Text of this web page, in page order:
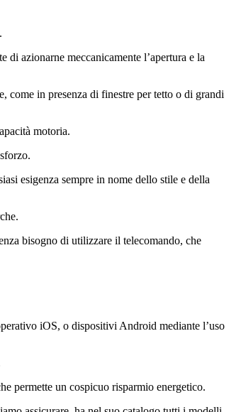
azionarne meccanicamente l’apertura e la
come in presenza di finestre per tetto o di grandi
motoria.
esigenza sempre in nome dello stile e della
bisogno di utilizzare il telecomando, che
iOS, o dispositivi Android mediante l’uso
permette un cospicuo risparmio energetico.